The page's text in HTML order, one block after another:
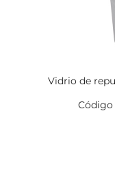
Vidrio de
Código